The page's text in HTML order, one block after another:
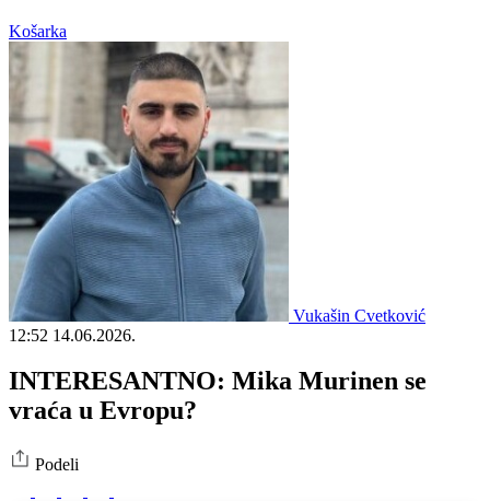
Košarka
Vukašin Cvetković
12:52 14.06.2026.
INTERESANTNO: Mika Murinen se
vraća u Evropu?
Podeli